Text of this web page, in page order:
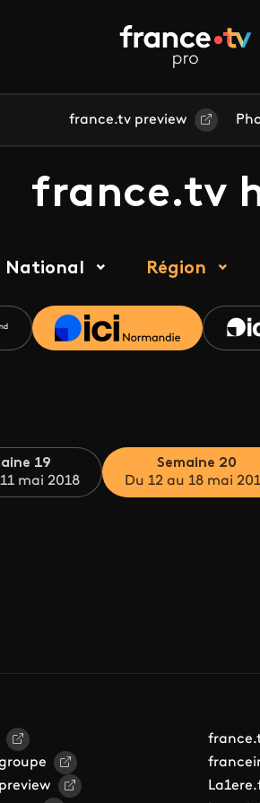
france.tv preview
france.tv
National Région
19
mai 2018
Semaine 20
Du 12 au 18 mai